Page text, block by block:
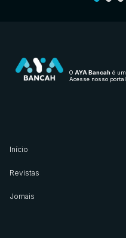
O AYA Bancah é
Acesse nosso portal
Início
Revistas
Jornais